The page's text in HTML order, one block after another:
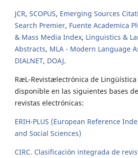
JCR, SCOPUS, Emerging Sources
Search Premier, Fuente Academica
& Mass Media Index, Linguistics &
Abstracts, MLA - Modern Language
DIALNET, DOAJ.
RæL-Revistælectrónica de Lingüística
disponible en las siguientes bases
revistas electrónicas:
ERIH-PLUS (European Reference
and Social Sciences)
CIRC. Clasificación integrada de